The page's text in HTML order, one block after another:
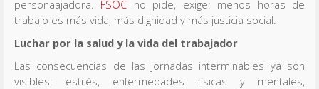
personaajadora. FSOC no pide, exige: menos horas de
trabajo es más vida, más dignidad y más justicia social.
Luchar por la salud y la vida del trabajador
Las consecuencias de las jornadas interminables ya son
visibles: estrés, enfermedades físicas y mentales,